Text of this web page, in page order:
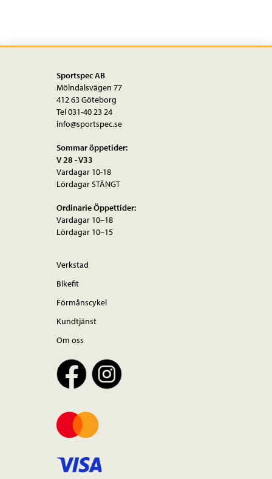
Sportspec AB
Mölndalsvägen 77
412 63 Göteborg
Tel 031-40 23 24
info@sportspec.se
Sommar öppetider:
V 28 - V33
Vardagar 10-18
Lördagar STÄNGT
Ordinarie Öppettider:
Vardagar 10–18
Lördagar 10–15
Verkstad
Bikefit
Förmånscykel
Kundtjänst
Om oss